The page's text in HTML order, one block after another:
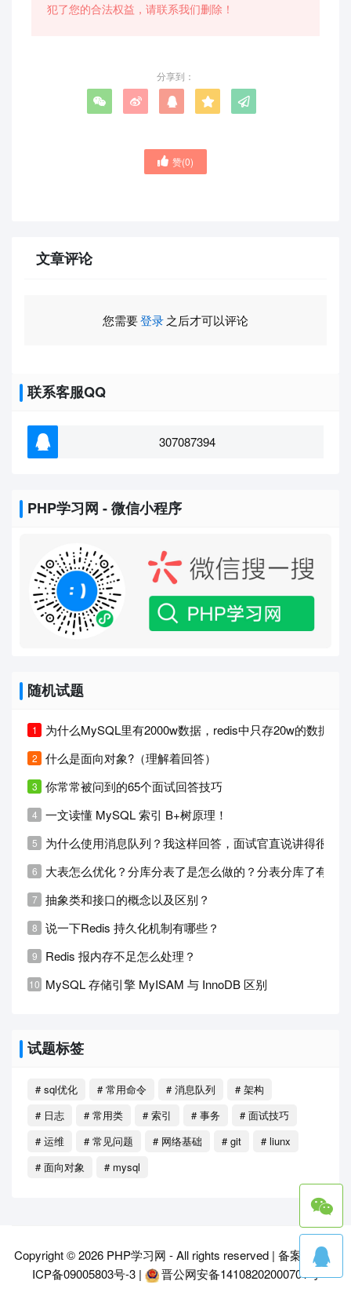
犯了您的合法权益，请联系我们删除！
分享到：
赞(0)
文章评论
您需要登录之后才可以评论
联系客服QQ
307087394
PHP学习网 - 微信小程序
随机试题
为什么MySQL里有2000w数据，redis中只存20w的数据？
什么是面向对象?（理解着回答）
你常常被问到的65个面试回答技巧
一文读懂 MySQL 索引 B+树原理！
为什么使用消息队列？我这样回答，面试官直说讲得很清楚
大表怎么优化？分库分表了是怎么做的？分表分库了有什
抽象类和接口的概念以及区别？
说一下Redis 持久化机制有哪些？
Redis 报内存不足怎么处理？
MySQL 存储引擎 MyISAM 与 InnoDB 区别
试题标签
# sql优化 # 常用命令 # 消息队列
# 架构
# 日志
# 常用类 # 索引 # 事务
# 面试技巧
# 运维
# 常见问题 # 网络基础 # git
# liunx
# 面向对象
# mysql
Copyright © 2026 PHP学习网 - All rights reserved | 备案号：晋
ICP备09005803号-3| 晋公网安备14108202000701号